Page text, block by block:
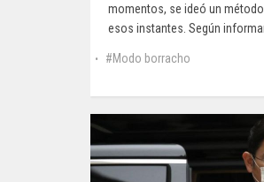
momentos, se ideó un
esos instantes. Según
Modo borracho